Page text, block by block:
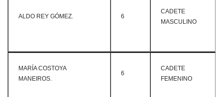
ALDO REY GÓMEZ. 6
CADETE
MASCULINO
MARÍA COSTOYA
MANEIROS.
6
CADETE
FEMENINO